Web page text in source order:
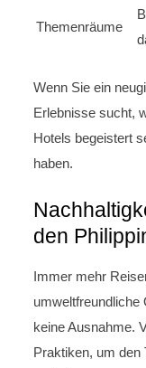
Themenräume
Wenn Sie ein
Erlebnisse sucht,
Hotels begeistert
haben.
den
Immer mehr
umweltfreundliche
keine Ausnahme.
Praktiken, um